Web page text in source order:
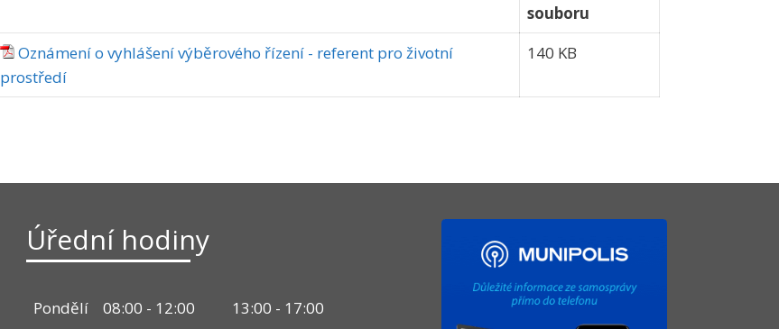
souboru
Oznámení o vyhlášení výběrového řízení - referent pro životní
prostředí
140 KB
Úřední hodiny
Pondělí 08:00 - 12:00 13:00 - 17:00